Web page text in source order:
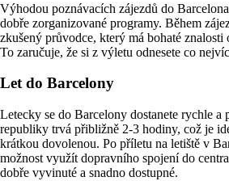
Výhodou poznávacích zájezdů do
dobře zorganizované programy. Během
zkušený průvodce, který má bohaté
To zaručuje, že si z výletu odnesete co
Let do Barcelony
Letecky se do Barcelony dostanete rychle a
republiky trvá přibližně 2-3 hodiny, což je
krátkou dovolenou. Po příletu na letiště v
možnost využít dopravního spojení do
dobře vyvinuté a snadno dostupné.